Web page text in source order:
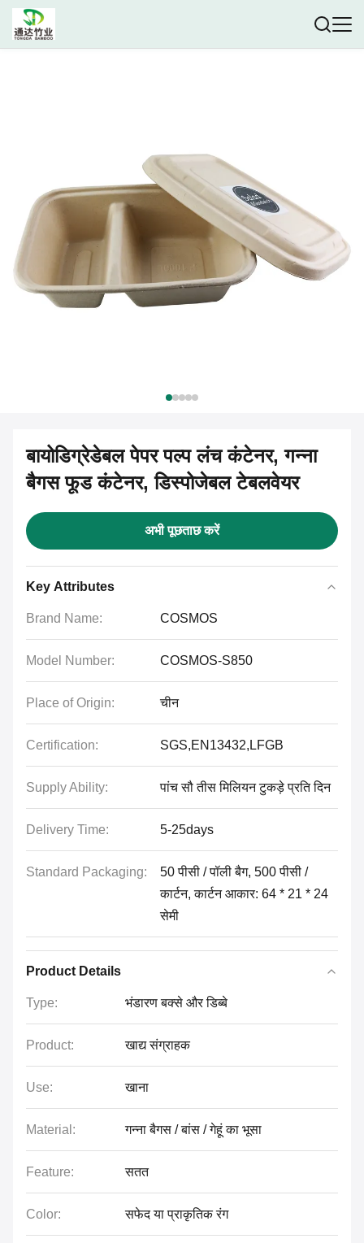
बायोडिग्रेडेबल पेपर पल्प लंच कंटेनर, गन्ना
बैगस फूड कंटेनर, डिस्पोजेबल टेबलवेयर
अभी पूछताछ करें
Key Attributes
Brand Name: COSMOS
Model Number: COSMOS-S850
Place of Origin: चीन
Certification: SGS,EN13432,LFGB
Supply Ability: पांच सौ तीस मिलियन टुकड़े प्रति दिन
Delivery Time: 5-25days
Standard Packaging:
50 पीसी / पॉली बैग, 500 पीसी /
कार्टन, कार्टन आकार: 64 * 21 * 24
सेमी
Product Details
Type: भंडारण बक्से और डिब्बे
Product: खाद्य संग्राहक
Use: खाना
Material: गन्ना बैगस / बांस / गेहूं का भूसा
Feature: सतत
Color: सफेद या प्राकृतिक रंग